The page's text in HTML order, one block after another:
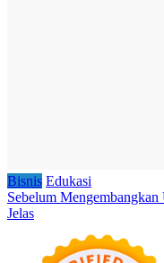
Bisnis Edukasi
Sebelum Mengembangkan
Jelas